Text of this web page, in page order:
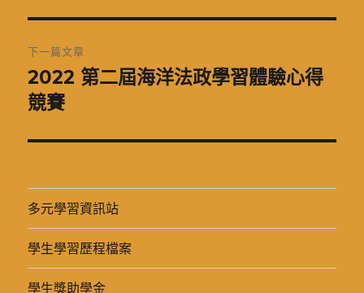
覽
文
章:
下一篇文章
下
一
文
2022 第二屆海洋法政學習體驗心得
競賽
多元學習資訊站
學生學習歷程檔案
學生獎助學金